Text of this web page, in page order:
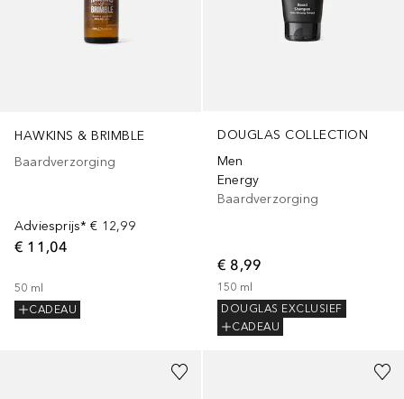
HAWKINS & BRIMBLE
Baardverzorging
Adviesprijs* € 12,99
€ 11,04
50 ml
CADEAU
DOUGLAS COLLECTION
Men
Energy
Baardverzorging
€ 8,99
150 ml
DOUGLAS EXCLUSIEF
CADEAU